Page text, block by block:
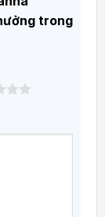
tối
SEO.
trình
hỗ trợ
trị thương
trong